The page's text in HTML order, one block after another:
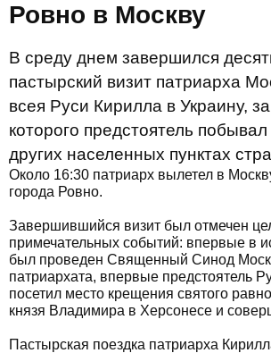
Ровно в Москву
В среду днем завершился
пастырский визит патриарха
всея Руси Кирилла в Украину,
которого предстоятель
других населенных пунктах
Около 16:30 патриарх вылетел в
города Ровно.
Завершившийся визит был отмечен
примечательных событий: впервые в
был проведен Священный Синод
патриархата, впервые предстоятель
посетил место крещения святого
князя Владимира в Херсонесе и
Пастырская поездка патриарха